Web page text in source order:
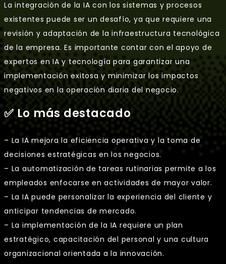
La integración de la IA con los sistemas y procesos
existentes puede ser un desafío, ya que requiere una
revisión y adaptación de la infraestructura tecnológica
de la empresa. Es importante contar con el apoyo de
expertos en IA y tecnología para garantizar una
implementación exitosa y minimizar los impactos
negativos en la operación diaria del negocio.
✅ Lo más destacado
– La IA mejora la eficiencia operativa y la toma de
decisiones estratégicas en los negocios.
– La automatización de tareas rutinarias permite a los
empleados enfocarse en actividades de mayor valor.
– La IA puede personalizar la experiencia del cliente y
anticipar tendencias de mercado.
– La implementación de la IA requiere un plan
estratégico, capacitación del personal y una cultura
organizacional orientada a la innovación.